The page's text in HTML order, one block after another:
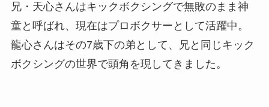
兄・天心さんはキックボクシングで無敗のまま神
童と呼ばれ、現在はプロボクサーとして活躍中。
龍心さんはその7歳下の弟として、兄と同じキック
ボクシングの世界で頭角を現してきました。